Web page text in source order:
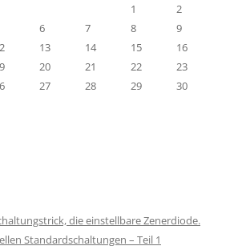
1
2
6 7 8
9
13 14 15
16
20 21 22
23
27 28 29
30
die einstellbare Zenerdiode.
Standardschaltungen – Teil 1